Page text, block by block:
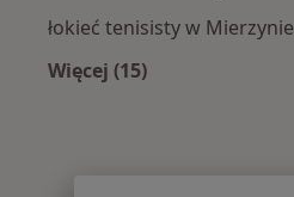
łokieć tenisisty w Mierzynie
Więcej (15)